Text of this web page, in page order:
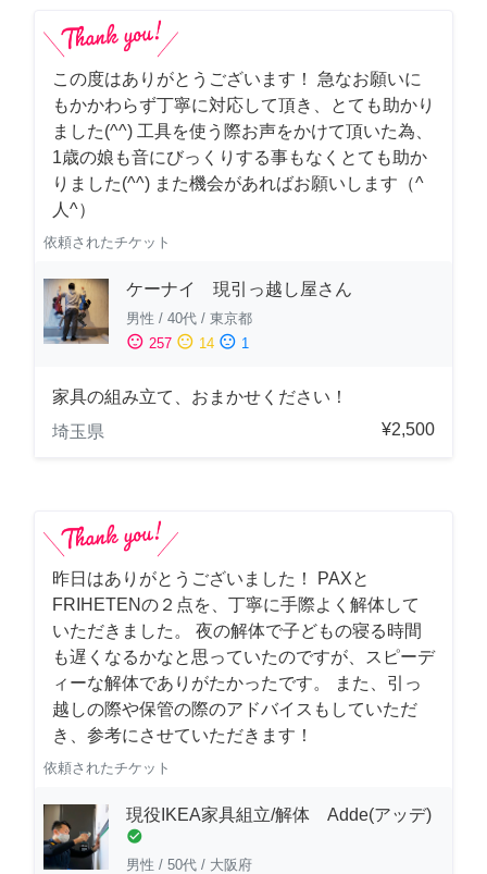
この度はありがとうございます！ 急なお願いに
もかかわらず丁寧に対応して頂き、とても助かり
ました(^^) 工具を使う際お声をかけて頂いた為、
1歳の娘も音にびっくりする事もなくとても助か
りました(^^) また機会があればお願いします（^
人^）
依頼されたチケット
ケーナイ 現引っ越し屋さん
男性 / 40代 / 東京都
sentiment_satisfied 257 sentiment_neutral 14 sentiment_dissatisfied 1
家具の組み立て、おまかせください！
埼玉県
¥2,500
昨日はありがとうございました！ PAXと
FRIHETENの２点を、丁寧に手際よく解体して
いただきました。 夜の解体で子どもの寝る時間
も遅くなるかなと思っていたのですが、スピーデ
ィーな解体でありがたかったです。 また、引っ
越しの際や保管の際のアドバイスもしていただ
き、参考にさせていただきます！
依頼されたチケット
現役IKEA家具組立/解体 Adde(アッデ)
check_circle
男性 / 50代 / 大阪府